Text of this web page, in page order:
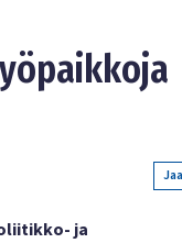
Jaa
ja